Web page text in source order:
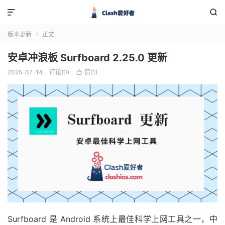


版本更新  正文
安卓冲浪板 Surfboard 2.25.0 更新
2025-07-14 评论(0)  赞(1 )
Surfboard 是 Android 系统上最佳科学上网工具之一，中